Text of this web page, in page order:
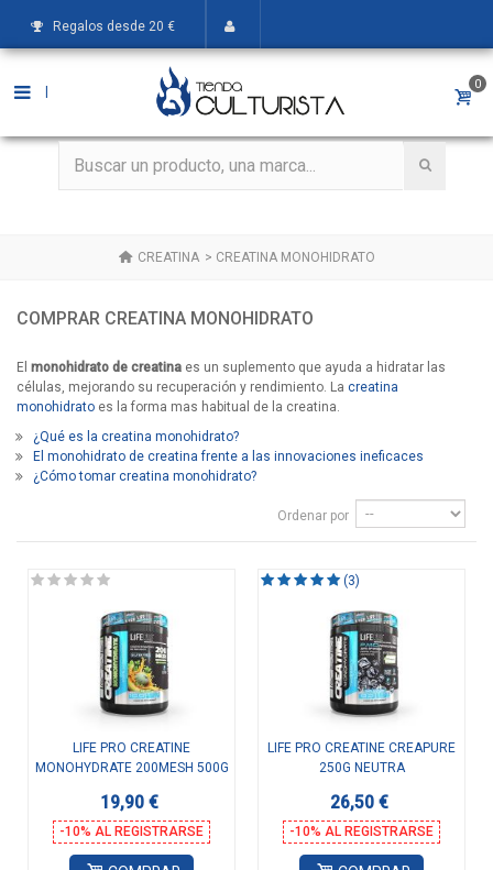
Regalos desde 20 €
0
CREATINA > CREATINA MONOHIDRATO
COMPRAR CREATINA MONOHIDRATO
El monohidrato de creatina es un suplemento que ayuda a hidratar las
células, mejorando su recuperación y rendimiento. La creatina
monohidrato es la forma mas habitual de la creatina.
¿Qué es la creatina monohidrato?
El monohidrato de creatina frente a las innovaciones ineficaces
¿Cómo tomar creatina monohidrato?
Ordenar por
LIFE PRO CREATINE
MONOHYDRATE 200MESH 500G
19,90 €
-10% AL REGISTRARSE
(3)
LIFE PRO CREATINE CREAPURE
250G NEUTRA
26,50 €
-10% AL REGISTRARSE